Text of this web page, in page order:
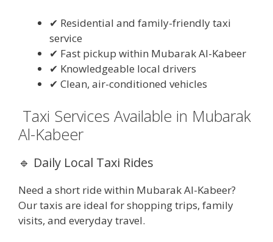
✔ Residential and family-friendly taxi
service
✔ Fast pickup within Mubarak Al-Kabeer
✔ Knowledgeable local drivers
✔ Clean, air-conditioned vehicles
Taxi Services Available in Mubarak
Al-Kabeer
🔹 Daily Local Taxi Rides
Need a short ride within Mubarak Al-Kabeer?
Our taxis are ideal for shopping trips, family
visits, and everyday travel.